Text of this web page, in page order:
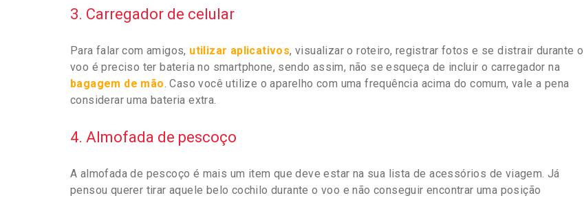
3. Carregador de celular
Para falar com amigos, utilizar aplicativos, visualizar o roteiro, registrar fotos e se distrair durante o
voo é preciso ter bateria no smartphone, sendo assim, não se esqueça de incluir o carregador na
bagagem de mão. Caso você utilize o aparelho com uma frequência acima do comum, vale a pena
considerar uma bateria extra.
4. Almofada de pescoço
A almofada de pescoço é mais um item que deve estar na sua lista de acessórios de viagem. Já
pensou querer tirar aquele belo cochilo durante o voo e não conseguir encontrar uma posição